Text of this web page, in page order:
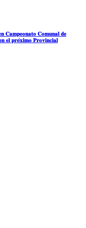
𝐞𝐧 𝐂𝐚𝐦𝐩𝐞𝐨𝐧𝐚𝐭𝐨 𝐂𝐨𝐦𝐮𝐧𝐚𝐥 𝐝𝐞
𝐞𝐥 𝐩𝐫𝐨́𝐱𝐢𝐦𝐨 𝐏𝐫𝐨𝐯𝐢𝐧𝐜𝐢𝐚𝐥